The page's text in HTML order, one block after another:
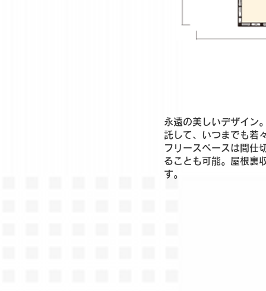
永遠の美しいデザイン
託して、いつまでも若
フリースペースは間仕
ることも可能。屋根裏
す。